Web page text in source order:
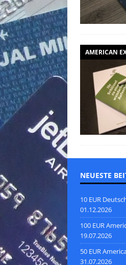
AMERICAN
NEUESTE
10 EUR
01.12.2026
100 EUR
19.07.2026
50 EUR
31.07.2026